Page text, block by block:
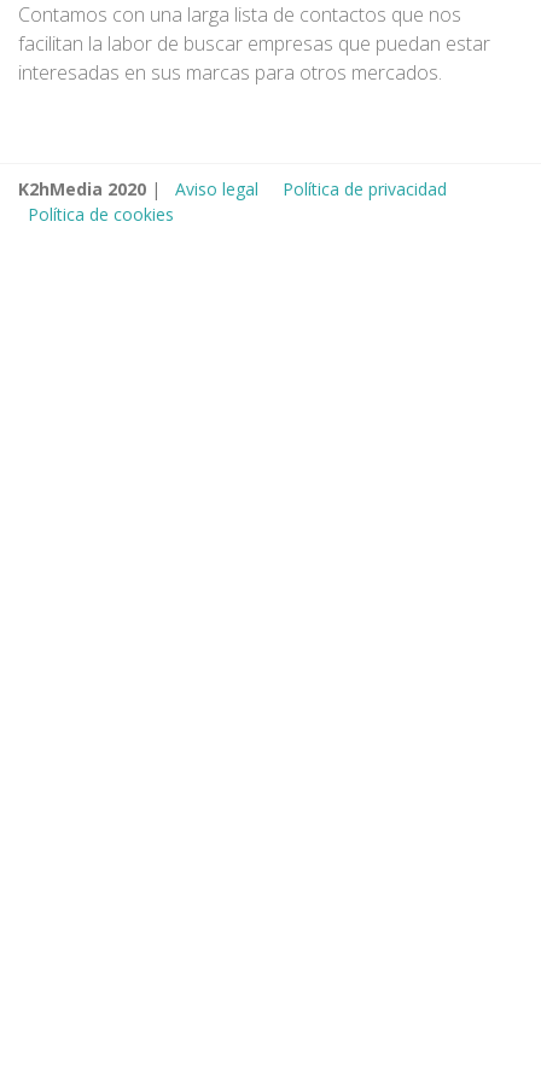
Contamos con una larga lista de contactos que nos
facilitan la labor de buscar empresas que puedan estar
interesadas en sus marcas para otros mercados.
K2hMedia 2020 | Aviso legal
Política de privacidad
Política de cookies